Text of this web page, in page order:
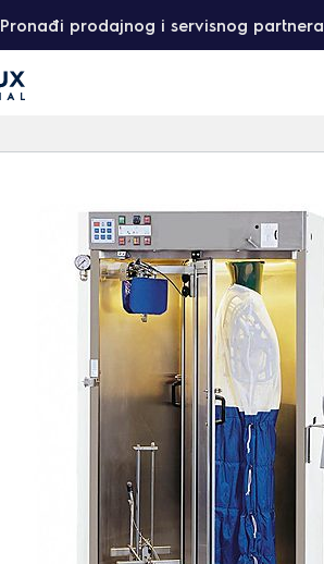
Pronađi prodajnog i servisnog partnera